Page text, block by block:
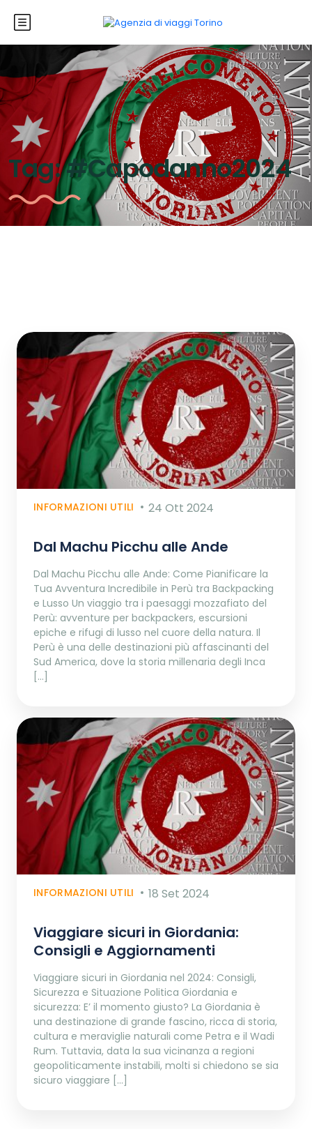
Tag:#Capodanno2024
INFORMAZIONI UTILI 24 Ott 2024
Dal Machu Picchu alle Ande
Dal Machu Picchu alle Ande: Come Pianificare la
Tua Avventura Incredibile in Perù tra Backpacking
e Lusso Un viaggio tra i paesaggi mozzafiato del
Perù: avventure per backpackers, escursioni
epiche e rifugi di lusso nel cuore della natura. Il
Perù è una delle destinazioni più affascinanti del
Sud America, dove la storia millenaria degli Inca
[…]
INFORMAZIONI UTILI 18 Set 2024
Viaggiare sicuri in Giordania:
Consigli e Aggiornamenti
Viaggiare sicuri in Giordania nel 2024: Consigli,
Sicurezza e Situazione Politica Giordania e
sicurezza: E’ il momento giusto? La Giordania è
una destinazione di grande fascino, ricca di storia,
cultura e meraviglie naturali come Petra e il Wadi
Rum. Tuttavia, data la sua vicinanza a regioni
geopoliticamente instabili, molti si chiedono se sia
sicuro viaggiare […]